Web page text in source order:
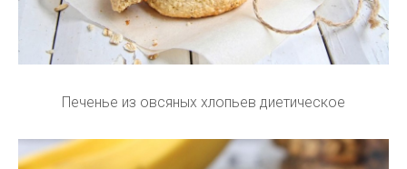
Печенье из овсяных хлопьев диетическое